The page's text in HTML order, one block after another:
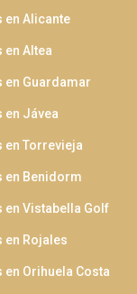
en Alicante
en Altea
en Guardamar
en Jávea
en Torrevieja
en Benidorm
en Vistabella Golf
en Rojales
Orihuela Costa